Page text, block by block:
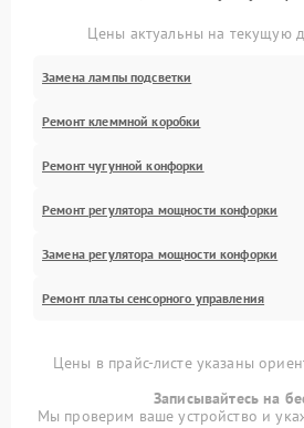
Цены актуальны на текущую
Замена лампы подсветки
Ремонт клеммной коробки
Ремонт чугунной конфорки
Ремонт регулятора мощности конфорки
Замена регулятора мощности конфорки
Ремонт платы сенсорного управления
Цены в прайс-листе указаны
Записывайтесь на
Мы проверим ваше устройство и